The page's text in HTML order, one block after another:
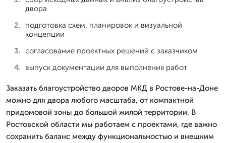
двора
подготовка схем, планировок и визуальной
концепции
согласование проектных решений с заказчиком
выпуск документации для выполнения работ
Заказать благоустройство дворов МКД в Ростове-на-Доне
можно для двора любого масштаба, от компактной
придомовой зоны до большой жилой территории. В
Ростовской области мы работаем с проектами, где важно
сохранить баланс между функциональностью и внешним